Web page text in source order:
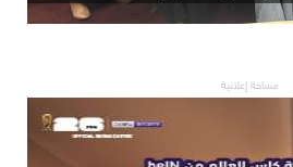
مساحة إعلانية